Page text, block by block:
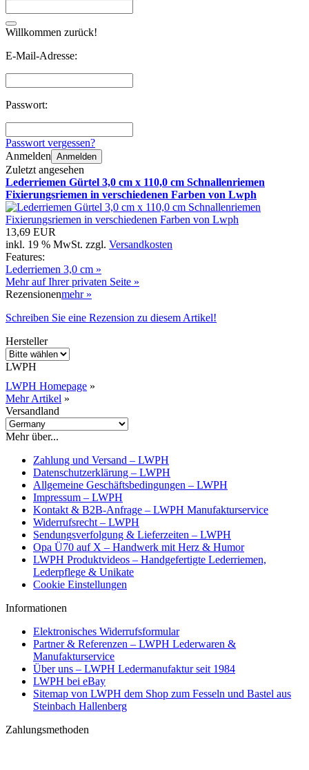
Willkommen zurück!
E-Mail-Adresse:
Passwort:
Passwort vergessen?
Anmelden Anmelden
Zuletzt angesehen
Lederriemen Gürtel 3,0 cm x 110,0 cm Schnallenriemen
Fixierungsriemen in verschiedenen Farben von Lwph
13,69 EUR
inkl. 19 % MwSt. zzgl. Versandkosten
Features:
Lederriemen 3,0 cm »
Mehr auf Ihrer privaten Seite »
Rezensionenmehr »
Schreiben Sie eine Rezension zu diesem Artikel!
Hersteller
LWPH
LWPH Homepage »
Mehr Artikel »
Versandland
Mehr über...
Zahlung und Versand – LWPH
Datenschutzerklärung – LWPH
Allgemeine Geschäftsbedingungen – LWPH
Impressum – LWPH
Kontakt & B2B-Anfrage – LWPH Manufakturservice
Widerrufsrecht – LWPH
Sendungsverfolgung & Lieferzeiten – LWPH
Opa Ü70 auf X – Handwerk mit Herz & Humor
LWPH Produktvideos – Handgefertigte Lederriemen,
Lederpflege & Unikate
Cookie Einstellungen
Informationen
Elektronisches Widerrufsformular
Partner & Referenzen – LWPH Lederwaren &
Manufakturservice
Über uns – LWPH Ledermanufaktur seit 1984
LWPH bei eBay
Sitemap von LWPH dem Shop zum Fesseln und Bastel aus
Steinbach Hallenberg
Zahlungsmethoden